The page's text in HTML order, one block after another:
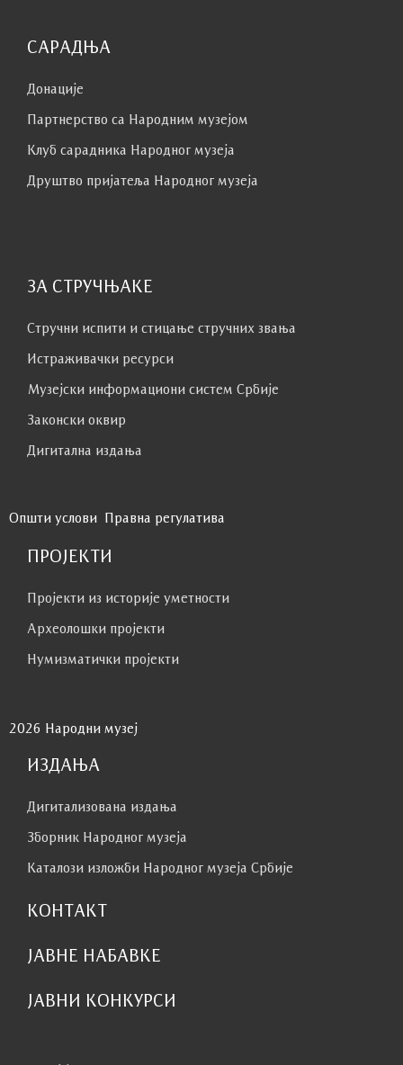
САРАДЊА
Донације
Партнерство са Народним музејoм
Клуб сaрaдникa Народног музеја
Друштво пријатеља Народног музеја
ЗА СТРУЧЊАКЕ
Стручни испити и стицање стручних звања
Истраживачки ресурси
Музејски информациони систем Србије
Законски оквир
Дигитална издања
Општи услови Правна регулатива
ПРОЈЕКТИ
Пројекти из историје уметности
Археолошки пројекти
Нумизматички пројекти
2026 Народни музеј
ИЗДАЊА
Дигитализована издања
Зборник Народног музеја
Каталози изложби Народног музеја Србије
КОНТАКТ
ЈАВНЕ НАБАВКЕ
ЈАВНИ КОНКУРСИ